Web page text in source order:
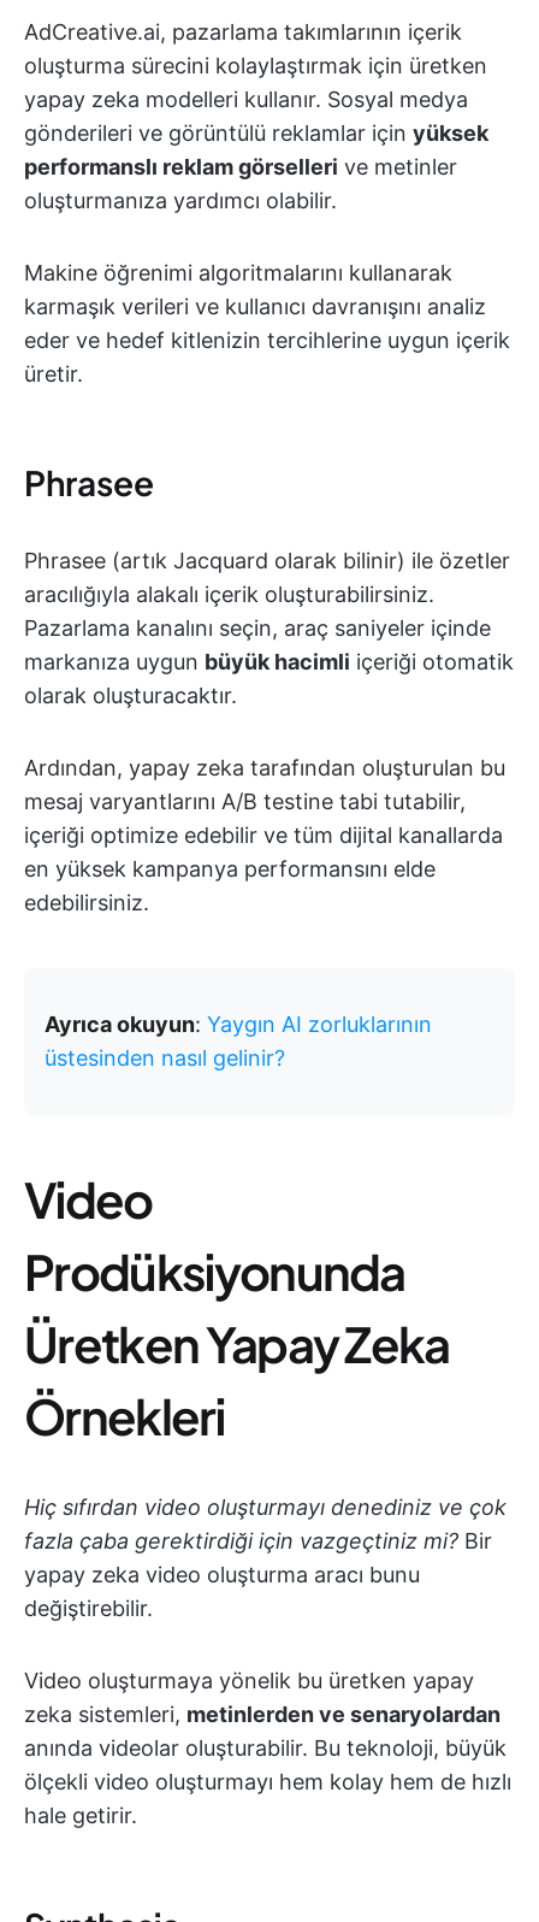
AdCreative.ai, pazarlama takımlarının içerik
oluşturma sürecini kolaylaştırmak için üretken
yapay zeka modelleri kullanır. Sosyal medya
gönderileri ve görüntülü reklamlar için yüksek
performanslı reklam görselleri ve metinler
oluşturmanıza yardımcı olabilir.
Makine öğrenimi algoritmalarını kullanarak
karmaşık verileri ve kullanıcı davranışını analiz
eder ve hedef kitlenizin tercihlerine uygun içerik
üretir.
Phrasee
Phrasee (artık Jacquard olarak bilinir) ile özetler
aracılığıyla alakalı içerik oluşturabilirsiniz.
Pazarlama kanalını seçin, araç saniyeler içinde
markanıza uygun büyük hacimli içeriği otomatik
olarak oluşturacaktır.
Ardından, yapay zeka tarafından oluşturulan bu
mesaj varyantlarını A/B testine tabi tutabilir,
içeriği optimize edebilir ve tüm dijital kanallarda
en yüksek kampanya performansını elde
edebilirsiniz.
Ayrıca okuyun: Yaygın AI zorluklarının
üstesinden nasıl gelinir?
Video
Prodüksiyonunda
Üretken Yapay Zeka
Örnekleri
Hiç sıfırdan video oluşturmayı denediniz ve çok
fazla çaba gerektirdiği için vazgeçtiniz mi? Bir
yapay zeka video oluşturma aracı bunu
değiştirebilir.
Video oluşturmaya yönelik bu üretken yapay
zeka sistemleri, metinlerden ve senaryolardan
anında videolar oluşturabilir. Bu teknoloji, büyük
ölçekli video oluşturmayı hem kolay hem de hızlı
hale getirir.